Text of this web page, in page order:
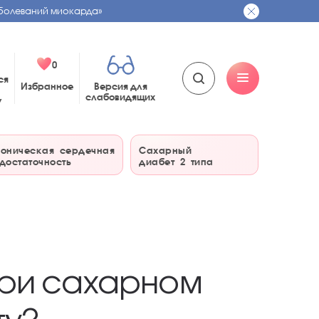
миокарда»
0
Избранное
Версия для
слабовидящих
сердечная
Сахарный
диабет 2 типа
сахарном